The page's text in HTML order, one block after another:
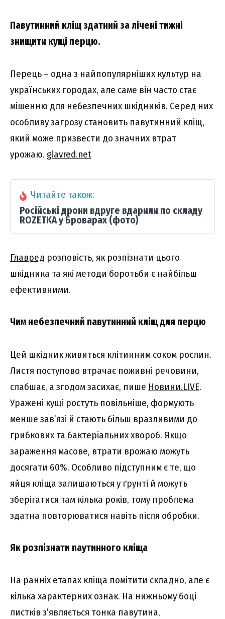
Павутинний кліщ здатний за лічені тижні
знищити кущі перцю.
Перець – одна з найпопулярніших культур на
українських городах, але саме він часто стає
мішенню для небезпечних шкідників. Серед них
особливу загрозу становить павутинний кліщ,
який може призвести до значних втрат
урожаю. glavred.net
Читайте також:
Російські дрони вдруге вдарили по складу
ROZETKA у Броварах (фото)
Главред розповість, як розпізнати цього
шкідника та які методи боротьби є найбільш
ефективними.
Чим небезпечний павутинний кліщ для перцю
Цей шкідник живиться клітинним соком рослин.
Листя поступово втрачає поживні речовини,
слабшає, а згодом засихає, пише Новини.LIVE.
Уражені кущі ростуть повільніше, формують
менше зав’язі й стають більш вразливими до
грибкових та бактеріальних хвороб. Якщо
зараження масове, втрати врожаю можуть
досягати 60%. Особливо підступним є те, що
яйця кліща залишаються у ґрунті й можуть
зберігатися там кілька років, тому проблема
здатна повторюватися навіть після обробки.
Як розпізнати паутинного кліща
На ранніх етапах кліща помітити складно, але є
кілька характерних ознак. На нижньому боці
листків з’являється тонка павутина,